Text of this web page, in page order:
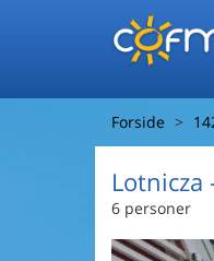
Forside
Lotnicza
6 personer